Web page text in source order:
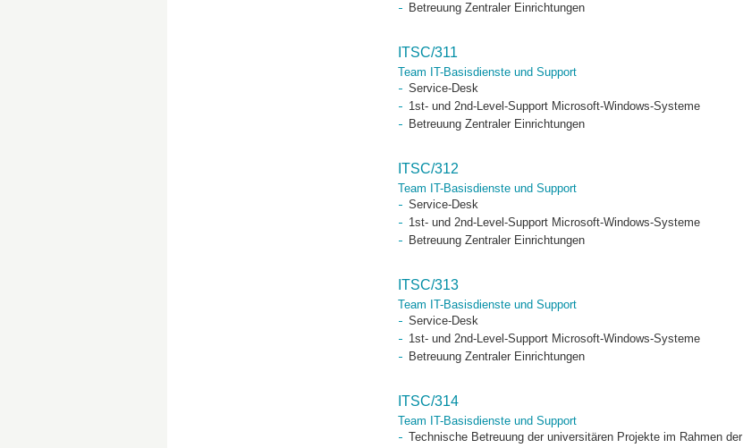
Betreuung Zentraler Einrichtungen
ITSC/311
Team IT-Basisdienste und Support
Service-Desk
1st- und 2nd-Level-Support Microsoft-Windows-Systeme
Betreuung Zentraler Einrichtungen
ITSC/312
Team IT-Basisdienste und Support
Service-Desk
1st- und 2nd-Level-Support Microsoft-Windows-Systeme
Betreuung Zentraler Einrichtungen
ITSC/313
Team IT-Basisdienste und Support
Service-Desk
1st- und 2nd-Level-Support Microsoft-Windows-Systeme
Betreuung Zentraler Einrichtungen
ITSC/314
Team IT-Basisdienste und Support
Technische Betreuung der universitären Projekte im Rahmen der